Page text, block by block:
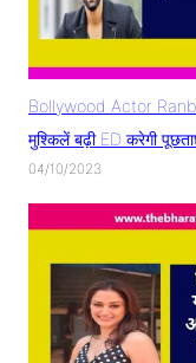
Bollywood Actor
मुश्किलें बढ़ी ED करेगी
04/10/2023